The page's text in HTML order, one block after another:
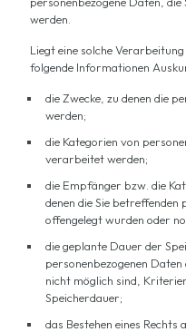
werden.
Liegt eine solche
folgende Informationen
die Zwecke, zu denen die
werden;
die Kategorien von
verarbeitet werden;
die Empfänger bzw. die
denen die Sie betreffenden
offengelegt wurden oder
die geplante Dauer der
personenbezogenen
nicht möglich sind,
Speicherdauer;
das Bestehen eines